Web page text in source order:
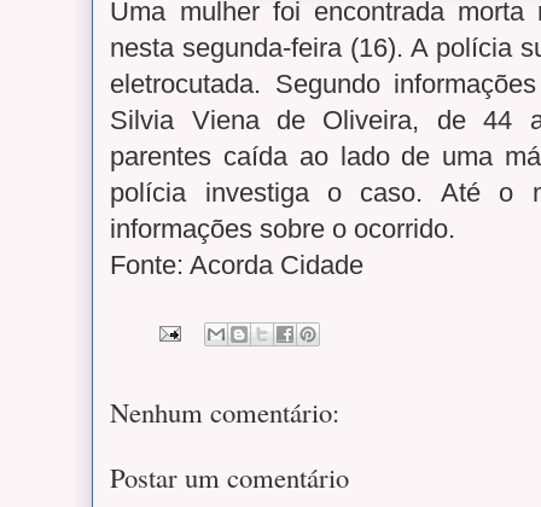
Uma mulher foi encontrada morta
nesta segunda-feira (16). A polícia
eletrocutada. Segundo
Silvia Viena de Oliveira, de 44
parentes caída ao lado de uma
polícia investiga o caso. Até o
informações sobre o ocorrido.
Fonte: Acorda Cidade
Nenhum comentário:
Postar um comentário